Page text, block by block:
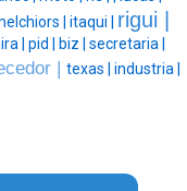
| itaqui | rigui |
| pid | biz | secretaria |
| texas | industria |